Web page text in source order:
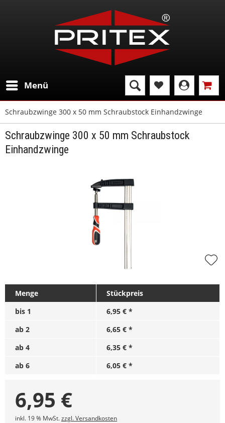
Menü
Schraubzwinge 300 x 50 mm Schraubstock Einhandzwinge
Schraubzwinge 300 x 50 mm Schraubstock
Einhandzwinge
Menge
Stückpreis
bis 1
6,95 € *
ab 2
6,65 € *
ab 4
6,35 € *
ab 6 6,05 € *
6,95 €
inkl. 19 % MwSt.zzgl. Versandkosten